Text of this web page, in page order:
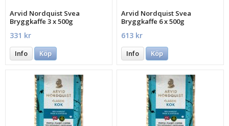
Arvid Nordquist Svea
Bryggkaffe 3 x 500g
331 kr
Info Köp
Arvid Nordquist Svea
Bryggkaffe 6 x 500g
613 kr
Info Köp